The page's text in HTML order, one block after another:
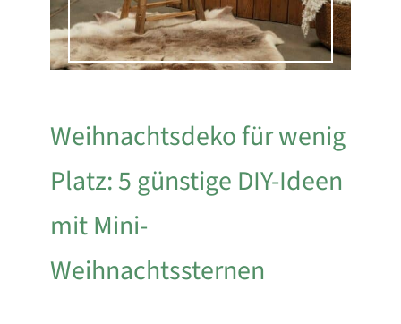
Weihnachtsdeko für wenig
Platz: 5 günstige DIY-Ideen
mit Mini-
Weihnachtssternen